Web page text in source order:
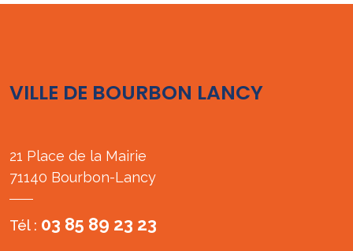
VILLE DE BOURBON LANCY
21 Place de la Mairie
71140 Bourbon-Lancy
Tél : 03 85 89 23 23